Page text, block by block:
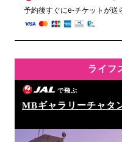
予約後すぐにe-チケットが送
ライフ
で飛ぶ
MBギャラリーチャタ